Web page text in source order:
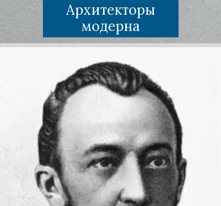
Архитекторы
модерна